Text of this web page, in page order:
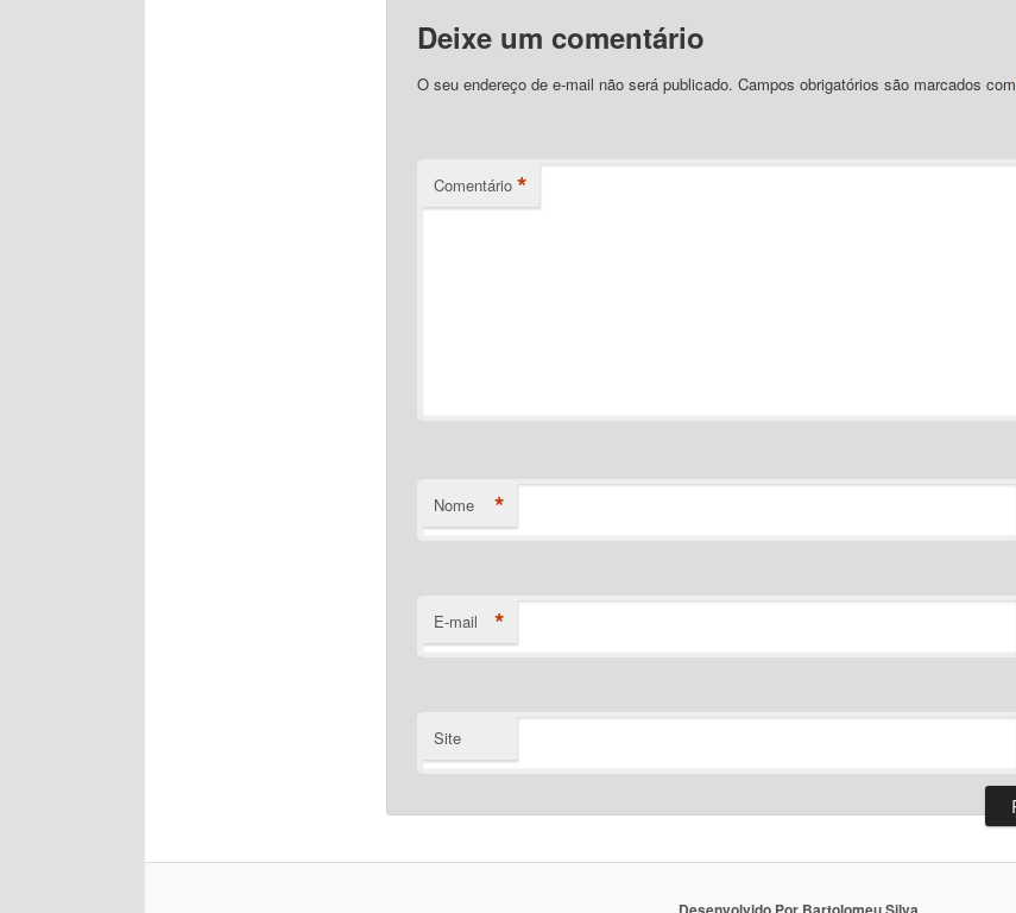
Deixe um comentário
O seu endereço de e-mail não será publicado. Campos obrigatórios são marcados com
Comentário *
Nome *
E-mail *
Site